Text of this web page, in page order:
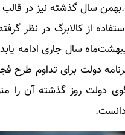
سال گذشته نیز در
از کالابرگ در نظر
سال جاری ادامه
دولت برای تداوم طرح
دولت روز گذشته آن را
دانست.